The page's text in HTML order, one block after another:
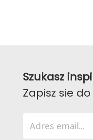
Szukasz
Zapisz sie